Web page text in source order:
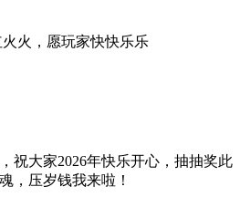
火，愿玩家快快乐乐
祝大家2026年快乐开心，抽抽奖此
，压岁钱我来啦！